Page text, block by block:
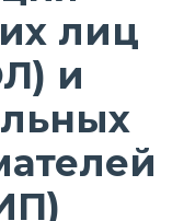
лиц
и